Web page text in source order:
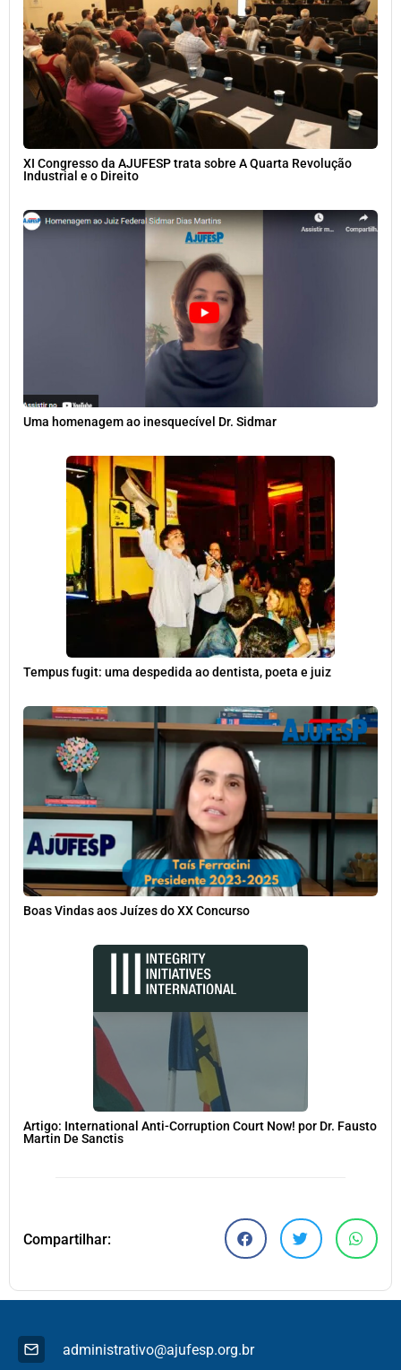
XI Congresso da AJUFESP trata sobre A Quarta Revolução
Industrial e o Direito
Uma homenagem ao inesquecível Dr. Sidmar
Tempus fugit: uma despedida ao dentista, poeta e juiz
Boas Vindas aos Juízes do XX Concurso
Artigo: International Anti-Corruption Court Now! por Dr. Fausto
Martin De Sanctis
Compartilhar:
administrativo@ajufesp.org.br